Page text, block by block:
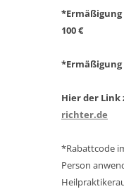
*Ermäßigung
100 €
*Ermäßigung
Hier der Link
richter.de
*Rabattcode
Person